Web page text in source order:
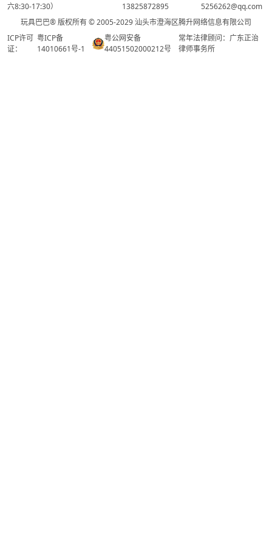
六8:30-17:30）
13825872895
5256262@qq.com
玩具巴巴® 版权所有 © 2005-2029 汕头市澄海区腾升网络信息有限公司
ICP许可
证：
粤ICP备
14010661号-1
粤公网安备
44051502000212号
常年法律顾问：广东正治
律师事务所